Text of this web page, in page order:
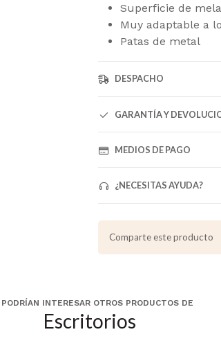
Superficie de
Muy adaptable a
Patas de metal
DESPACHO
GARANTÍA Y
MEDIOS DE PAGO
¿NECESITAS AYUDA?
Comparte este producto
INTERESAR OTROS PRODUCTOS DE
Escritorios